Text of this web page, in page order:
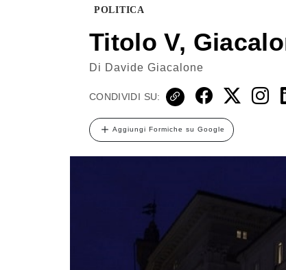
POLITICA
Titolo V,
Di Davide Giacalone
CONDIVIDI SU:
Aggiungi Formiche su Google